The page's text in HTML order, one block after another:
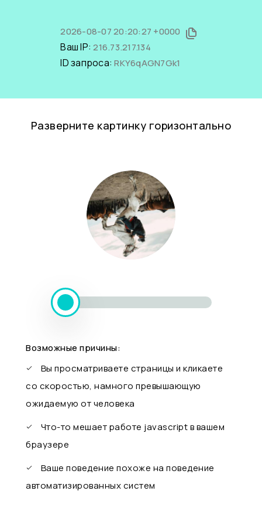
2026-08-07 20:20:27 +0000
Ваш IP:216.73.217.134
ID запроса:RKY6qAGN7Gk1
Разверните картинку горизонтально
Возможные причины:
Вы просматриваете страницы и кликаете
со скоростью, намного превышающую
ожидаемую от человека
Что-то мешает работе javascript в вашем
браузере
Ваше поведение похоже на поведение
автоматизированных систем